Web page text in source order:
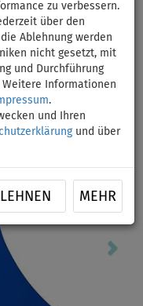
zu verbessern.
über den
Ablehnung werden
nicht gesetzt, mit
und Durchführung
Informationen
.
und Ihren
und über
MEHR